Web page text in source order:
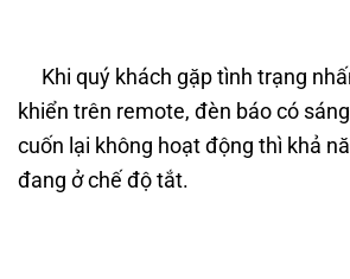
Khi quý khách gặp tình trạng
khiển trên remote, đèn báo có
cuốn lại không hoạt động thì khả
đang ở chế độ tắt.